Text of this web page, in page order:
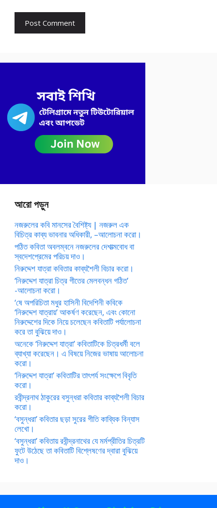
আরো পড়ুন
নজরুলের কবি মানসের বৈশিষ্ট্য | নজরুল এক
বিচিত্র কাব্য ভাবনার অধিকারী, –আলোচনা করো।
পঠিত কবিতা অবলম্বনে নজরুলের দেশাত্মবোধ বা
স্বদেশপ্রেমের পরিচয় দাও।
নিরুদ্দেশ যাত্রা কবিতার কাব্যশৈলী বিচার করো।
‘নিরুদ্দেশ যাত্রা চিত্র গীতের মেলবন্ধন গঠিত’
-আলোচনা করো।
‘ষে অপরিচিতা মধুর হাসিনী বিদেশিনী কবিকে
‘নিরুদ্দেশ যাত্রায়’ আকর্ষণ করেছেন, এবং কোনো
নিরুদ্দেশের দিকে নিয়ে চলেছেন কবিতাটি পর্যালোচনা
করে তা বুঝিয়ে দাও।
অনেকে ‘নিরুদ্দেশ যাত্রা’ কবিতাটিকে চিত্রধর্মী বলে
ব্যাখ্যা করেছেন। এ বিষয়ে নিজের ভাষায় আলোচনা
করো।
‘নিরুদ্দেশ যাত্রা’ কবিতাটির তাৎপর্য সংক্ষেপে বিবৃতি
করো।
রবীন্দ্রনাথ ঠাকুরের বসুন্ধরা কবিতার কাব্যশৈলী বিচার
করো।
‘বসুন্ধরা’ কবিতার ছড়া সুরের গীতি কাব্যিক বিন্যাস
লেখো।
‘বসুন্ধরা’ কবিতায় রবীন্দ্রনাথের যে মর্মপ্রীতির চিত্রটি
ফুটে উঠেছে তা কবিতাটি বিশ্লেষণের দ্বারা বুঝিয়ে
দাও।